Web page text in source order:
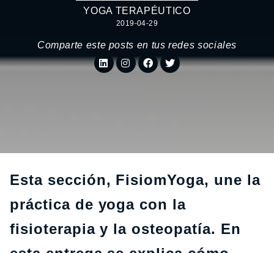
YOGA TERAPÉUTICO
2019-04-29
Comparte este posts en tus redes sociales
Esta sección, FisiomYoga, une la
práctica de yoga con la
fisioterapia y la osteopatía. En